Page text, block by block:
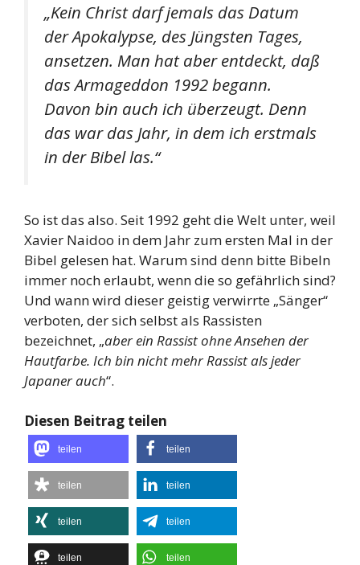
„Kein Christ darf jemals das Datum
der Apokalypse, des Jüngsten Tages,
ansetzen. Man hat aber entdeckt, daß
das Armageddon 1992 begann.
Davon bin auch ich überzeugt. Denn
das war das Jahr, in dem ich erstmals
in der Bibel las.“
So ist das also. Seit 1992 geht die Welt unter, weil
Xavier Naidoo in dem Jahr zum ersten Mal in der
Bibel gelesen hat. Warum sind denn bitte Bibeln
immer noch erlaubt, wenn die so gefährlich sind?
Und wann wird dieser geistig verwirrte „Sänger“
verboten, der sich selbst als Rassisten
bezeichnet, „aber ein Rassist ohne Ansehen der
Hautfarbe. Ich bin nicht mehr Rassist als jeder
Japaner auch“.
Diesen Beitrag teilen
teilen teilen
teilen teilen
teilen teilen
teilen teilen